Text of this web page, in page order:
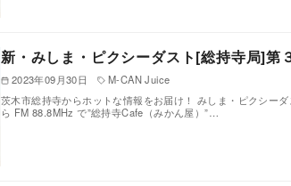
新・みしま・ピクシーダスト[総持寺局]第
2023年09月30日
M-CAN Juice
茨木市総持寺からホットな情報をお届け！ みしま・ピクシー
ら FM 88.8MHz で”総持寺Cafe（みかん屋）”…